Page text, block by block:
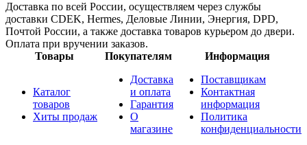
Доставка по всей России, осуществляем через службы
доставки CDEK, Hermes, Деловые Линии, Энергия, DPD,
Почтой России, а также доставка товаров курьером до двери.
Оплата при вручении заказов.
Товары
Покупателям Информация
Каталог
товаров
Хиты продаж
Доставка
и оплата
Гарантия
О
магазине
Поставщикам
Контактная
информация
Политика
конфиденциальности